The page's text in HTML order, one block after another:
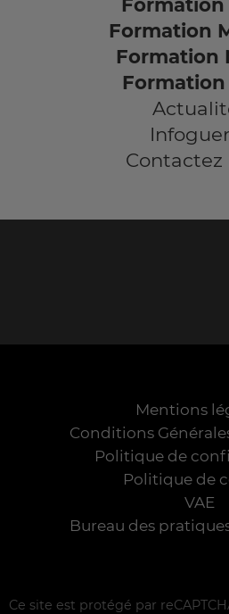
Formation
Formation
Formation
Formation
Contactez
Mentions
Conditions
Politique de
Politique de
VAE
Bureau des
Ce site est protégé par